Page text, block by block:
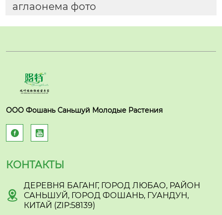
аглаонема фото
ООО Фошань Саньшуй Молодые Растения
 
КОНТАКТЫ

ДЕРЕВНЯ БАГАНГ, ГОРОД ЛЮБАО, РАЙОН
САНЬШУЙ, ГОРОД ФОШАНЬ, ГУАНДУН,
КИТАЙ (ZIP:58139)